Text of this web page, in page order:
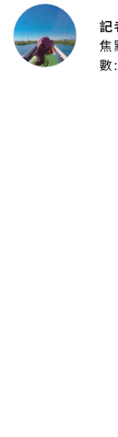
記
焦
數: